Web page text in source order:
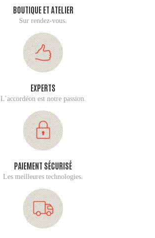
BOUTIQUE ET ATELIER
Sur rendez-vous.
EXPERTS
L’accordéon est notre passion.
PAIEMENT SÉCURISÉ
Les meilleures technologies.